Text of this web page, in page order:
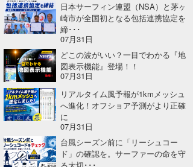
日本サーフィン連盟（NSA）と茅ヶ
崎市が全国初となる包括連携協定を
締･･･
07月31日
どこの波がいい？一目でわかる『地
図表示機能』登場！！
07月31日
リアルタイム風予報が1kmメッシュ
へ進化！オフショア予測がより正確
に
07月31日
台風シーズン前に「リーシュコー
ド」の確認を。サーファーの命を守
米山予報士
wanda
予報士 hiro.
banpaku
Mr.K
chappy
Romisea